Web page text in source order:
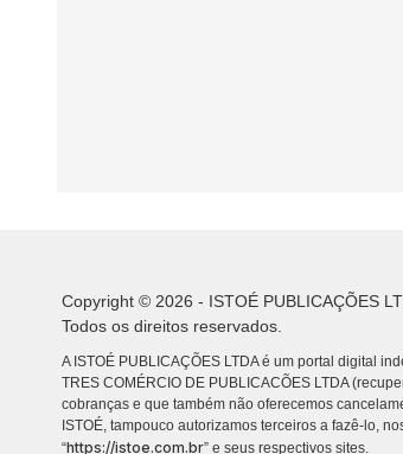
Copyright © 2026 - ISTOÉ PUBLICAÇÕES
Todos os direitos reservados.
A ISTOÉ PUBLICAÇÕES LTDA é um portal digital
TRES COMÉRCIO DE PUBLICACÕES LTDA
cobranças e que também não oferecemos
ISTOÉ, tampouco autorizamos terceiros a fazê-lo,
“https://istoe.com.br” e seus respectivos sites.